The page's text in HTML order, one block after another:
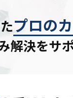
プロの
解決をサ